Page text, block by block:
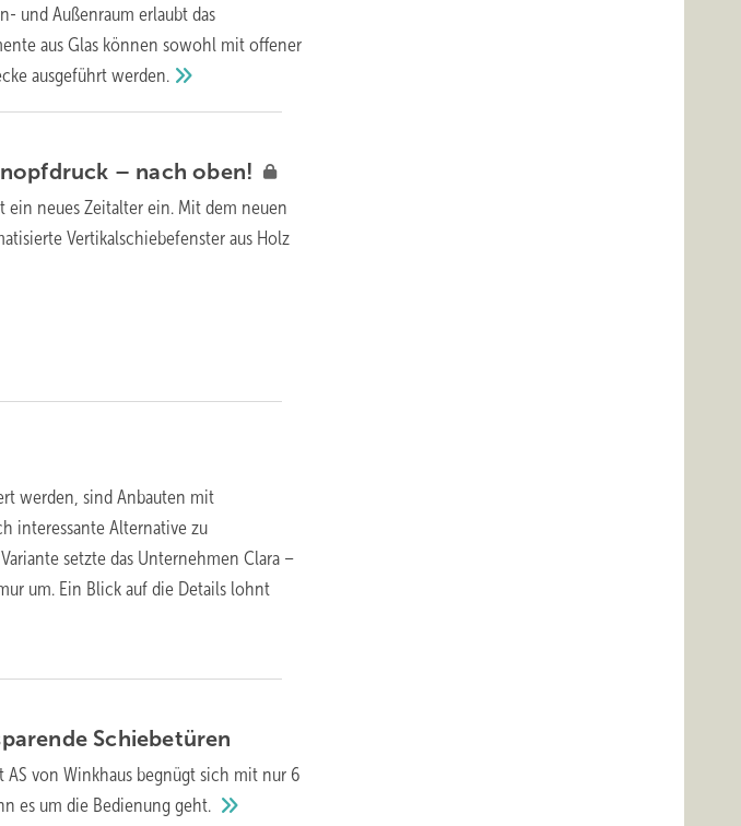
und Außenraum erlaubt das
aus Glas können sowohl mit offener
ausgeführtwerden.
– nachoben!
ein neues Zeitalter ein. Mit dem neuen
Vertikalschiebefenster aus Holz
werden, sind Anbauten mit
interessante Alternative zu
setzte das Unternehmen Clara –
um. Ein Blick auf die Details lohnt
Schiebetüren
von Winkhaus begnügt sich mit nur 6
es um die Bedienunggeht.